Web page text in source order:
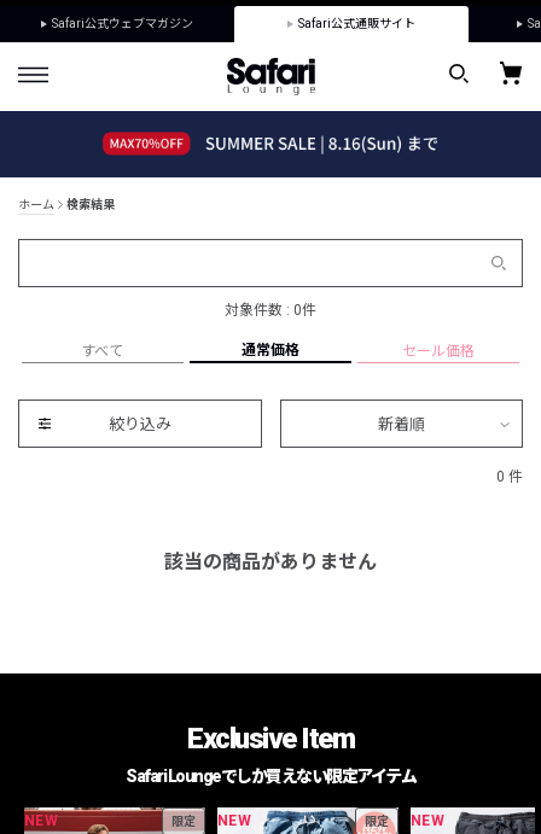
Safari公式ウェブマガジン Safari公式通販サイト
ホーム 検索結果
対象件数 : 0件
すべて 通常価格 セール価格
絞り込み 新着順
0 件
該当の商品がありません
Exclusive Item
Safari Loungeでしか買えない限定アイテム
NEW 限定 NEW 限定 NEW